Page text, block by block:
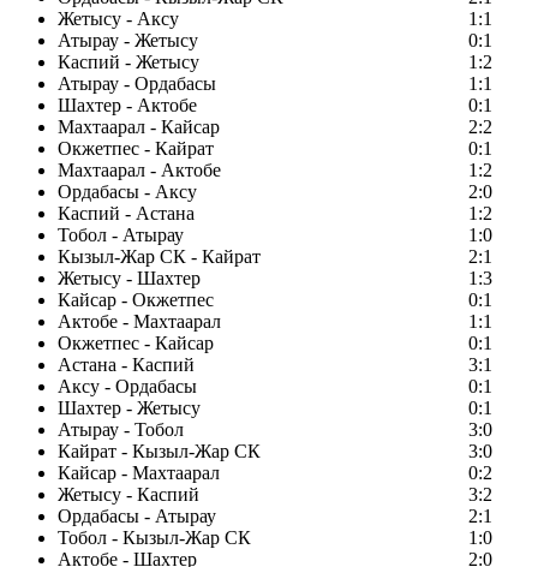
Жетысу - Аксу
1:1
Атырау - Жетысу
0:1
Каспий - Жетысу
1:2
Атырау - Ордабасы
1:1
Шахтер - Актобе
0:1
Махтаарал - Кайсар
2:2
Окжетпес - Кайрат
0:1
Махтаарал - Актобе
1:2
Ордабасы - Аксу
2:0
Каспий - Астана
1:2
Тобол - Атырау
1:0
Кызыл-Жар СК - Кайрат
2:1
Жетысу - Шахтер
1:3
Кайсар - Окжетпес
0:1
Актобе - Махтаарал
1:1
Окжетпес - Кайсар
0:1
Астана - Каспий
3:1
Аксу - Ордабасы
0:1
Шахтер - Жетысу
0:1
Атырау - Тобол
3:0
Кайрат - Кызыл-Жар СК
3:0
Кайсар - Махтаарал
0:2
Жетысу - Каспий
3:2
Ордабасы - Атырау
2:1
Тобол - Кызыл-Жар СК
1:0
Актобе - Шахтер
2:0